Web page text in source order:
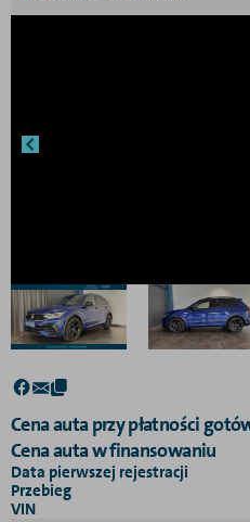
Cena auta przy płatności
Cena auta w finansowaniu
Data pierwszej rejestracji
Przebieg
VIN